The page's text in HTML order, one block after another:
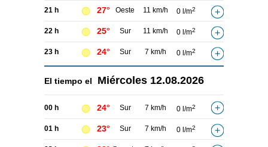
21 h 27° Oeste 11 km/h 0 l/m2
22 h 25° Sur 11 km/h 0 l/m2
23 h 24° Sur 7 km/h 0 l/m2
El tiempo el Miércoles 12.08.2026
00 h 24° Sur 7 km/h 0 l/m2
01 h 23° Sur 7 km/h 0 l/m2